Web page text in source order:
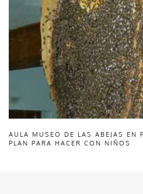
AULA MUSEO DE LAS ABEJAS EN
PLAN PARA HACER CON NIÑOS